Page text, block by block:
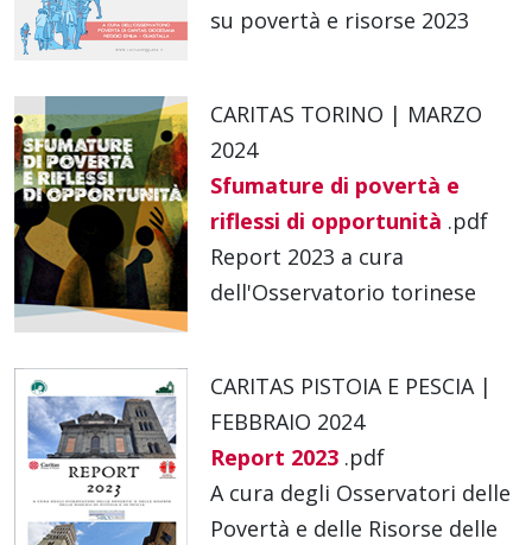
su povertà e risorse 2023
CARITAS TORINO | MARZO
2024
Sfumature di povertà e
riflessi di opportunità .pdf
Report 2023 a cura
dell'Osservatorio torinese
CARITAS PISTOIA E PESCIA |
FEBBRAIO 2024
Report 2023 .pdf
A cura degli Osservatori delle
Povertà e delle Risorse delle